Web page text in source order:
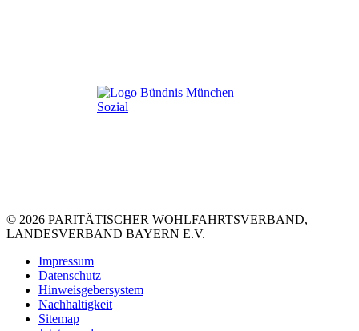
© 2026 PARITÄTISCHER WOHLFAHRTSVERBAND,
LANDESVERBAND BAYERN E.V.
Impressum
Datenschutz
Hinweisgebersystem
Nachhaltigkeit
Sitemap